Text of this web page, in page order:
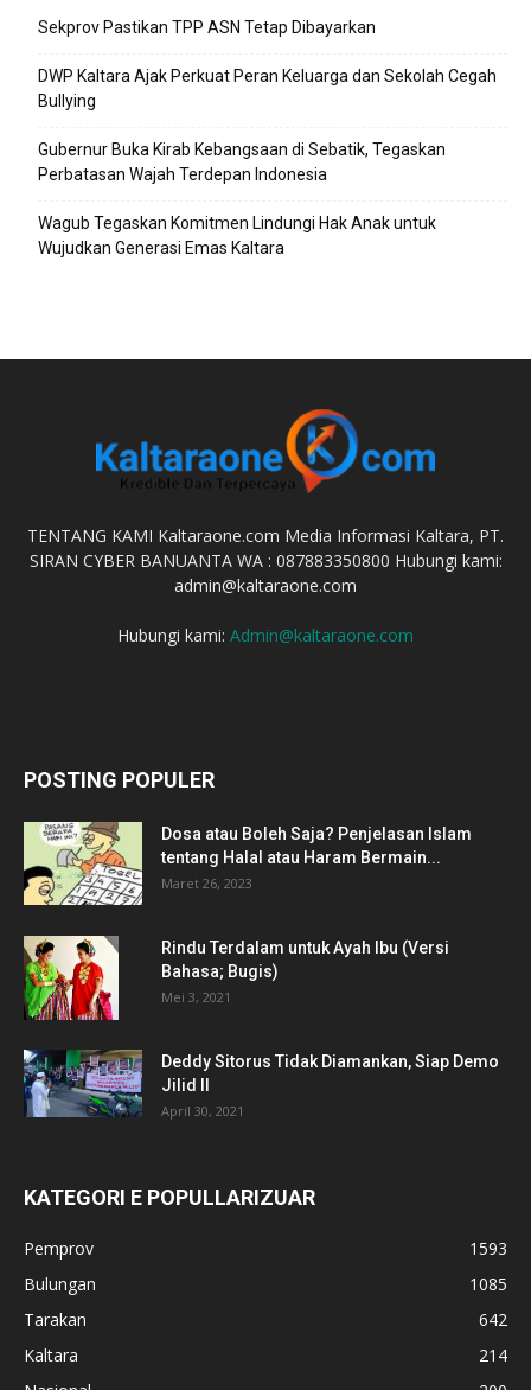
Sekprov Pastikan TPP ASN Tetap Dibayarkan
DWP Kaltara Ajak Perkuat Peran Keluarga dan Sekolah Cegah
Bullying
Gubernur Buka Kirab Kebangsaan di Sebatik, Tegaskan
Perbatasan Wajah Terdepan Indonesia
Wagub Tegaskan Komitmen Lindungi Hak Anak untuk
Wujudkan Generasi Emas Kaltara
TENTANG KAMI Kaltaraone.com Media Informasi Kaltara, PT.
SIRAN CYBER BANUANTA WA : 087883350800 Hubungi kami:
admin@kaltaraone.com
Hubungi kami: Admin@kaltaraone.com
POSTING POPULER
Dosa atau Boleh Saja? Penjelasan Islam
tentang Halal atau Haram Bermain...
Maret 26, 2023
Rindu Terdalam untuk Ayah Ibu (Versi
Bahasa; Bugis)
Mei 3, 2021
Deddy Sitorus Tidak Diamankan, Siap Demo
Jilid II
April 30, 2021
KATEGORI E POPULLARIZUAR
Pemprov
1593
Bulungan
1085
Tarakan
642
Kaltara
214